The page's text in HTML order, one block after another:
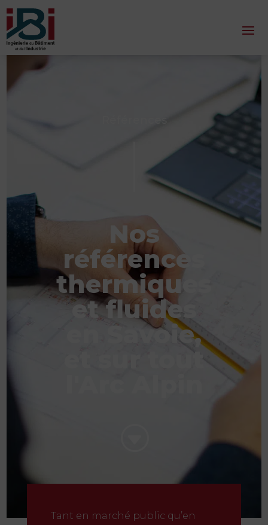
Nos
références
thermiques
et fluides
en Savoie,
Tant en marché public qu’en